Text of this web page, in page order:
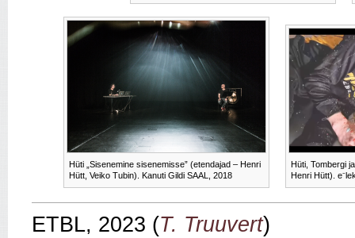
Hüti „Sisenemine sisenemisse” (etendajad – Henri
Hütt, Veiko Tubin). Kanuti Gildi SAAL, 2018
Hüti, Tombergi
Henri Hütt).
ETBL, 2023 (T. Truuvert)